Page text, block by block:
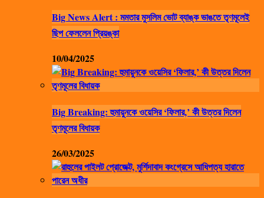
Big News Alert : মমতার মুসলিম ভোট ব্যাঙ্ক ভাঙতে তৃণমূলেই
ছিপ ফেললেন প্রিয়ঙ্কা
10/04/2025
Big Breaking: হুমায়ুনকে ওয়েসির ‘ফিলার,’ কী উত্তর দিলেন
তৃণমূলের বিধায়ক
26/03/2025